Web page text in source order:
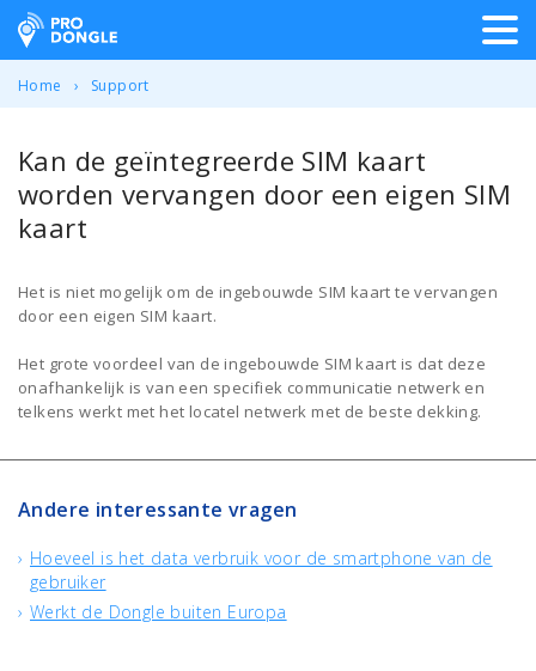
ProDongle Track & Trace
Home Support
Kan de geïntegreerde SIM kaart
worden vervangen door een eigen SIM
kaart
Het is niet mogelijk om de ingebouwde SIM kaart te vervangen
door een eigen SIM kaart.
Het grote voordeel van de ingebouwde SIM kaart is dat deze
onafhankelijk is van een specifiek communicatie netwerk en
telkens werkt met het locatel netwerk met de beste dekking.
Andere interessante vragen
Hoeveel is het data verbruik voor de smartphone van de
gebruiker
Werkt de Dongle buiten Europa